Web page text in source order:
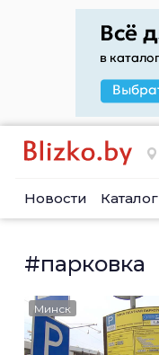
Новости Каталог
#парковка
Минск